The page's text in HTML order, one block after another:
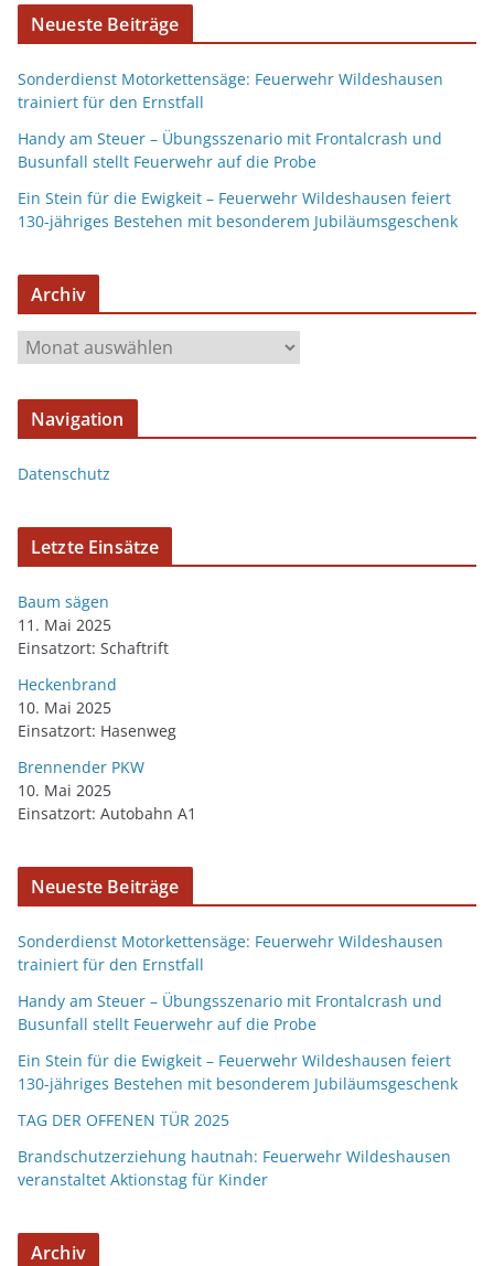
Neueste Beiträge
Sonderdienst Motorkettensäge: Feuerwehr Wildeshausen
trainiert für den Ernstfall
Handy am Steuer – Übungsszenario mit Frontalcrash und
Busunfall stellt Feuerwehr auf die Probe
Ein Stein für die Ewigkeit – Feuerwehr Wildeshausen feiert
130-jähriges Bestehen mit besonderem Jubiläumsgeschenk
Archiv
Navigation
Datenschutz
Letzte Einsätze
Baum sägen
11. Mai 2025
Einsatzort: Schaftrift
Heckenbrand
10. Mai 2025
Einsatzort: Hasenweg
Brennender PKW
10. Mai 2025
Einsatzort: Autobahn A1
Neueste Beiträge
Sonderdienst Motorkettensäge: Feuerwehr Wildeshausen
trainiert für den Ernstfall
Handy am Steuer – Übungsszenario mit Frontalcrash und
Busunfall stellt Feuerwehr auf die Probe
Ein Stein für die Ewigkeit – Feuerwehr Wildeshausen feiert
130-jähriges Bestehen mit besonderem Jubiläumsgeschenk
TAG DER OFFENEN TÜR 2025
Brandschutzerziehung hautnah: Feuerwehr Wildeshausen
veranstaltet Aktionstag für Kinder
Archiv